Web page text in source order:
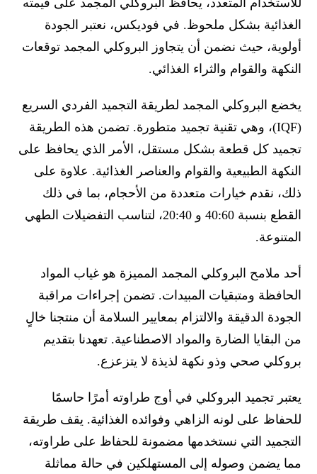
للاستخدام المتعدد، يحافظ البروكلي المجمد على قيمته
الغذائية بشكل ملحوظ. في فوديكس، نعتبر الجودة
أولوية، حيث نضمن أن يتجاوز البروكلي المجمد توقعات
النكهة والقوام والثراء الغذائي.
يخضع البروكلي المجمد لطريقة التجميد الفردي السريع
(IQF)، وهي تقنية تجميد متطورة. تضمن هذه الطريقة
تجميد كل قطعة بشكل مستقل، الأمر الذي يحافظ على
النكهة الطبيعية والقوام والعناصر الغذائية. علاوة على
ذلك، نقدم خيارات متعددة من الأحجام، بما في ذلك
القطع بنسبة 40:60 و 20:40، لتناسب التفضيلات الطهي
المتنوعة.
أحد ملامح البروكلي المجمد المميزة هو غياب المواد
الحافظة ومتبقيات المبيدات. تضمن إجراءات مراقبة
الجودة الدقيقة والالتزام بمعايير السلامة أن منتجنا خالٍ
من البقايا الضارة والمواد الاصطناعية. تعهدنا بتقديم
بروكلي صحي وذو نكهة لذيذة لا يتزعزع.
يعتبر تجميد البروكلي في أوج طراوته أمرًا حاسمًا
للحفاظ على لونه الزاهي وفوائده الغذائية. يقف طريقة
التجميد التي نستخدمها مضمونة للحفاظ على طراوته،
مما يضمن وصوله إلى المستهلكين في حالة مماثلة